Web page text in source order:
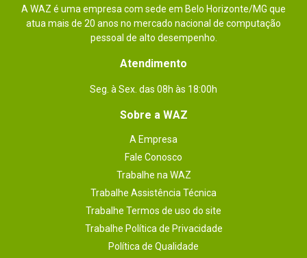
Código WAZ
107292
Outras interfaces de rede
-
Formatos suportados
- MP3, AMR-NB/WB, AAC/AAC?/eAAC?,
- MPEG-4, H.264, H.263, DivX, DivX3.11, VC-
Marca
SAMSUNG
Armazenamento e Memória
RAM:
- 3GB.
A WAZ é uma empresa com sede em Belo Horizonte/MG que
atua mais de 20 anos no mercado nacional de computação
pessoal de alto desempenho.
Atendimento
Seg. à Sex. das 08h às 18:00h
Sobre a WAZ
A Empresa
Fale Conosco
Trabalhe na WAZ
Trabalhe Assistência Técnica
Trabalhe Termos de uso do site
Trabalhe Política de Privacidade
Política de Qualidade